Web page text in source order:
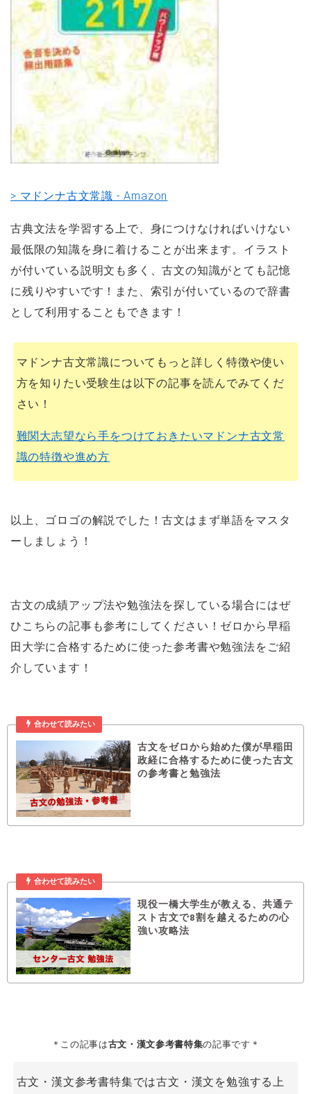
> マドンナ古文常識 - Amazon
古典文法を学習する上で、身につけなければいけない
最低限の知識を身に着けることが出来ます。イラスト
が付いている説明文も多く、古文の知識がとても記憶
に残りやすいです！また、索引が付いているので辞書
として利用することもできます！
マドンナ古文常識についてもっと詳しく特徴や使い
方を知りたい受験生は以下の記事を読んでみてくだ
さい！
難関大志望なら手をつけておきたいマドンナ古文常
識の特徴や進め方
以上、ゴロゴの解説でした！古文はまず単語をマスタ
ーしましょう！
古文の成績アップ法や勉強法を探している場合にはぜ
ひこちらの記事も参考にしてください！ゼロから早稲
田大学に合格するために使った参考書や勉強法をご紹
介しています！
合わせて読みたい
古文をゼロから始めた僕が早稲田
政経に合格するために使った古文
の参考書と勉強法
合わせて読みたい
現役一橋大学生が教える、共通テ
スト古文で8割を越えるための心
強い攻略法
＊この記事は古文・漢文参考書特集の記事です＊
古文・漢文参考書特集では古文・漢文を勉強する上